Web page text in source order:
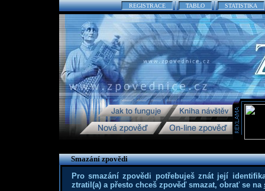
REGISTRACE TABLO STATISTIKA
Smazání zpovědi
Pro smazání zpovědi potřebuješ znát její
ztratil(a) a přesto chceš zpověď smazat, obrať se na